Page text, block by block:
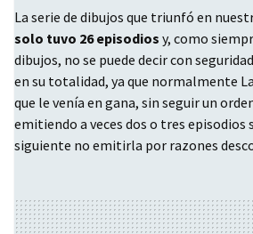
La serie de dibujos que triunfó en
solo tuvo 26 episodios y, como
dibujos, no se puede decir con
en su totalidad, ya que normalmente
que le venía en gana, sin seguir un
emitiendo a veces dos o tres episodios
siguiente no emitirla por razones